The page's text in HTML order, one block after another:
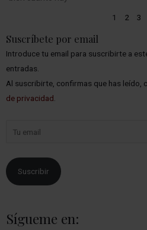
1 2 3
Suscríbete por email
Introduce tu email para suscribirte a
entradas.
Al suscribirte, confirmas que has leído,
de privacidad.
Suscribir
Sígueme en: